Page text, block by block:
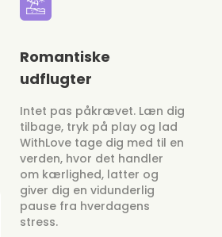
Romantiske
udflugter
Intet pas påkrævet. Læn dig
tilbage, tryk på play og lad
WithLove tage dig med til en
verden, hvor det handler
om kærlighed, latter og
giver dig en vidunderlig
pause fra hverdagens
stress.